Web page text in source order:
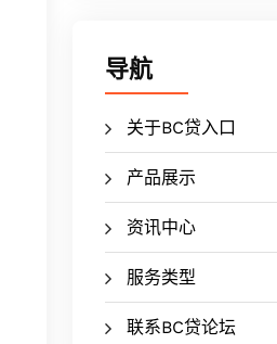
导航
关于BC贷入口
产品展示
资讯中心
服务类型
联系BC贷论坛